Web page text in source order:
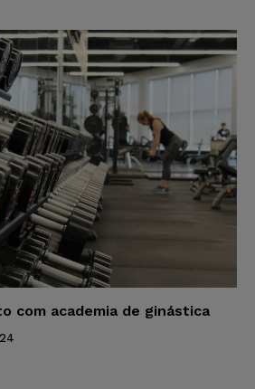
com academia de ginástica